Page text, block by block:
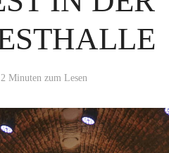
2 Minuten zum Lesen